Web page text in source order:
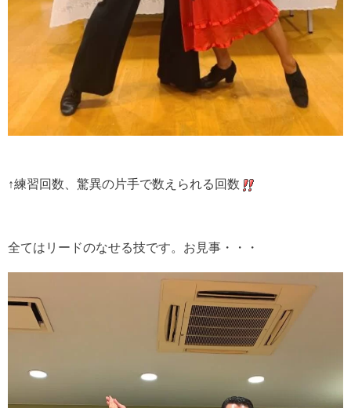
↑練習回数、驚異の片手で数えられる回数
全てはリードのなせる技です。お見事・・・